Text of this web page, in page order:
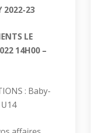
2022-23
LE
14H00 –
: Baby-